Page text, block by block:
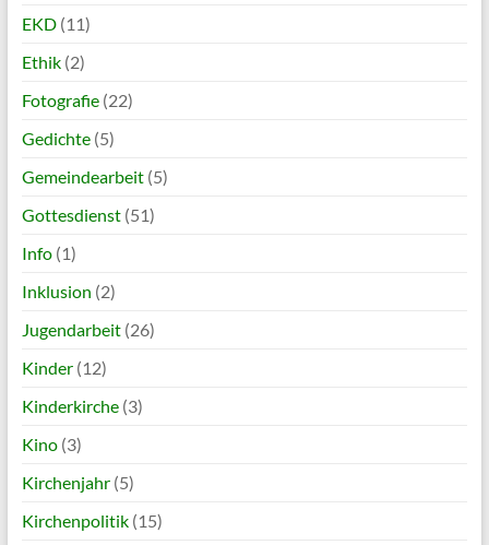
EKD(11)
Ethik(2)
Fotografie(22)
Gedichte(5)
Gemeindearbeit(5)
Gottesdienst(51)
Info(1)
Inklusion (2)
Jugendarbeit(26)
Kinder(12)
Kinderkirche(3)
Kino(3)
Kirchenjahr(5)
Kirchenpolitik(15)